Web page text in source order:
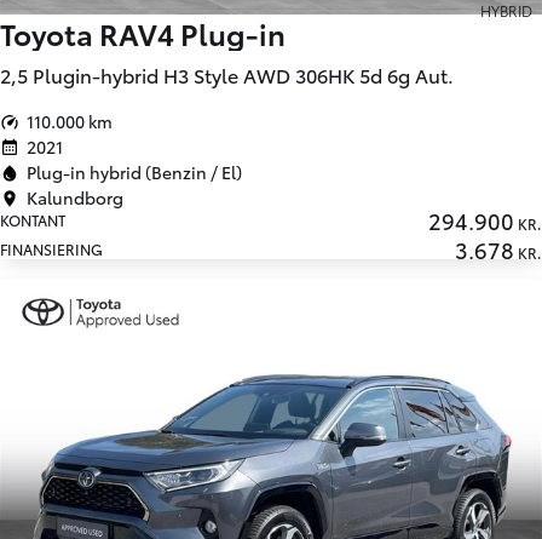
HYBRID
Toyota RAV4 Plug-in
2,5 Plugin-hybrid H3 Style AWD 306HK 5d 6g Aut.
110.000 km
2021
Plug-in hybrid (Benzin / El)
Kalundborg
KONTANT 294.900 KR.
FINANSIERING
3.678 KR.